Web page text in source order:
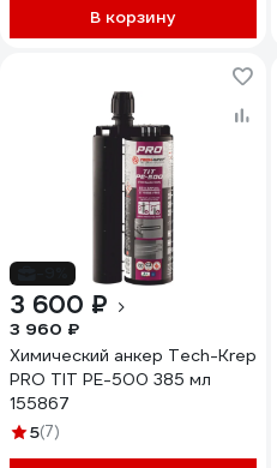
В корзину
3 600 ₽
3 960 ₽
Химический анкер Tech-Krep
PRO TIT PE-500 385 мл
155867
5(7)